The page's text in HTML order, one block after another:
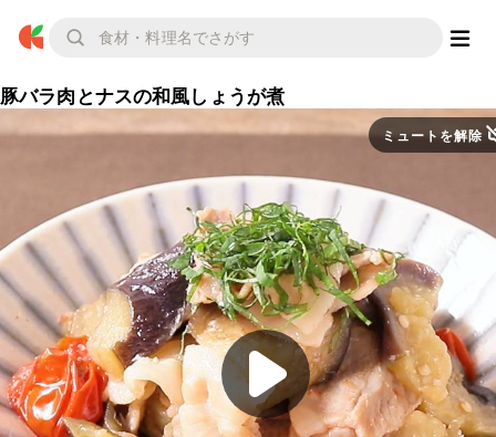
豚バラ肉とナスの和風しょうが煮
ミュートを解除